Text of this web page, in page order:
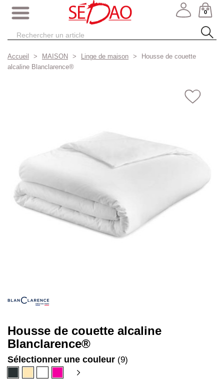
0
Accueil MAISON Linge de maison
Housse de couette
alcaline Blanclarence®
Housse de couette alcaline
Blanclarence®
Sélectionner une couleur (9)
Fuschia